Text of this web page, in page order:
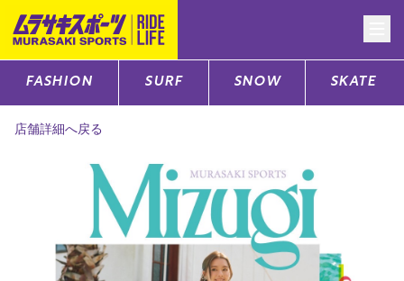
CATEGORY
サーフTOP
スノーTOP
FASHION SURF SNOW SKATE
店舗詳細へ戻る